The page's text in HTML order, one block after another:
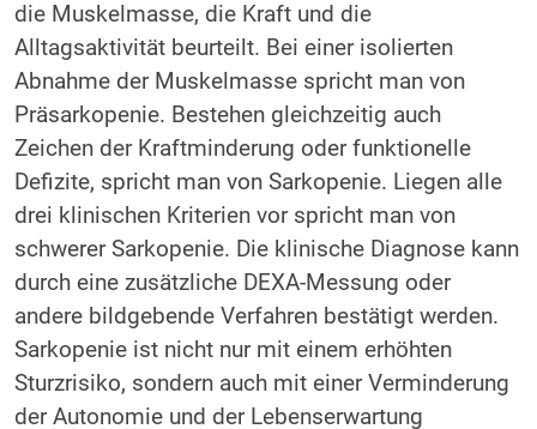
die Muskelmasse, die Kraft und die
Alltagsaktivität beurteilt. Bei einer isolierten
Abnahme der Muskelmasse spricht man von
Präsarkopenie. Bestehen gleichzeitig auch
Zeichen der Kraftminderung oder funktionelle
Defizite, spricht man von Sarkopenie. Liegen alle
drei klinischen Kriterien vor spricht man von
schwerer Sarkopenie. Die klinische Diagnose kann
durch eine zusätzliche DEXA-Messung oder
andere bildgebende Verfahren bestätigt werden.
Sarkopenie ist nicht nur mit einem erhöhten
Sturzrisiko, sondern auch mit einer Verminderung
der Autonomie und der Lebenserwartung